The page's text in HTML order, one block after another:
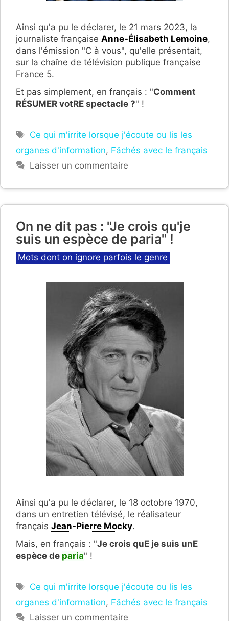
Ainsi qu'a pu le déclarer, le 21 mars 2023, la
journaliste française Anne-Élisabeth Lemoine,
dans l'émission "C à vous", qu'elle présentait,
sur la chaîne de télévision publique française
France 5.
Et pas simplement, en français : "Comment
RÉSUMER votRE spectacle ?" !
Étiquettes
Ce qui m'irrite lorsque j'écoute ou lis les
organes d'information, Fâchés avec le français
Laisser un commentaire
On ne dit pas : "Je crois qu'je
suis un espèce de paria" !
Catégories
Mots dont on ignore parfois le genre
Ainsi qu'a pu le déclarer, le 18 octobre 1970,
dans un entretien télévisé, le réalisateur
français Jean-Pierre Mocky.
Mais, en français : "Je crois quE je suis unE
espèce de paria" !
Étiquettes
Ce qui m'irrite lorsque j'écoute ou lis les
organes d'information, Fâchés avec le français
Laisser un commentaire